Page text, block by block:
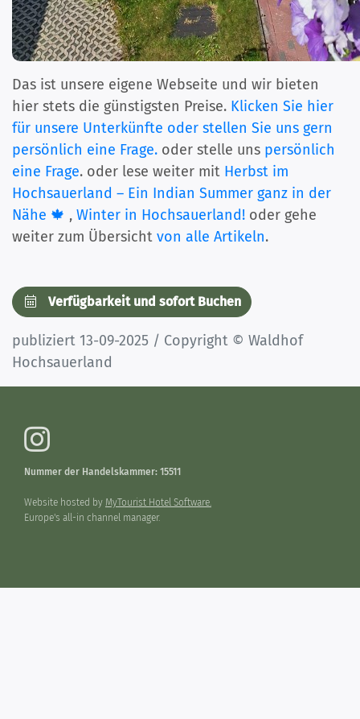
Das ist unsere eigene Webseite und wir bieten
hier stets die günstigsten Preise. Klicken Sie hier
für unsere Unterkünfte oder stellen Sie uns gern
persönlich eine Frage. oder stelle uns persönlich
eine Frage. oder lese weiter mit Herbst im
Hochsauerland – Ein Indian Summer ganz in der
Nähe 🍁 , Winter in Hochsauerland! oder gehe
weiter zum Übersicht von alle Artikeln.
Verfügbarkeit und sofort Buchen
publiziert 13-09-2025 / Copyright © Waldhof
Hochsauerland
Nummer der Handelskammer: 15511
Website hosted by MyTourist Hotel Software.
Europe's all-in channel manager.